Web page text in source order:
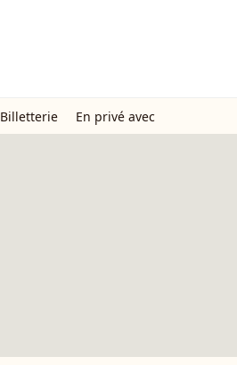
Billetterie En privé avec